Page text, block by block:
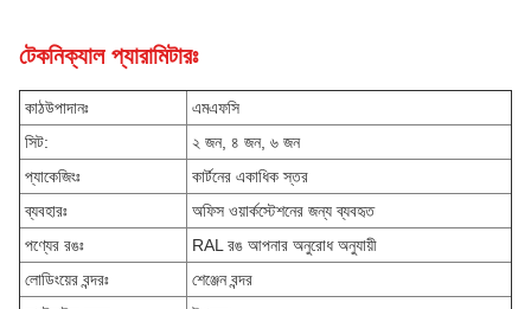
টেকনিক্যাল প্যারামিটারঃ
কাঠউপাদানঃ
এমএফসি
সিট:
২ জন, ৪ জন, ৬ জন
প্যাকেজিংঃ
কার্টনের একাধিক স্তর
ব্যবহারঃ
অফিস ওয়ার্কস্টেশনের জন্য ব্যবহৃত
পণ্যের রঙঃ
RAL রঙ আপনার অনুরোধ অনুযায়ী
লোডিংয়ের বন্দরঃ
শেঞ্জেন বন্দর